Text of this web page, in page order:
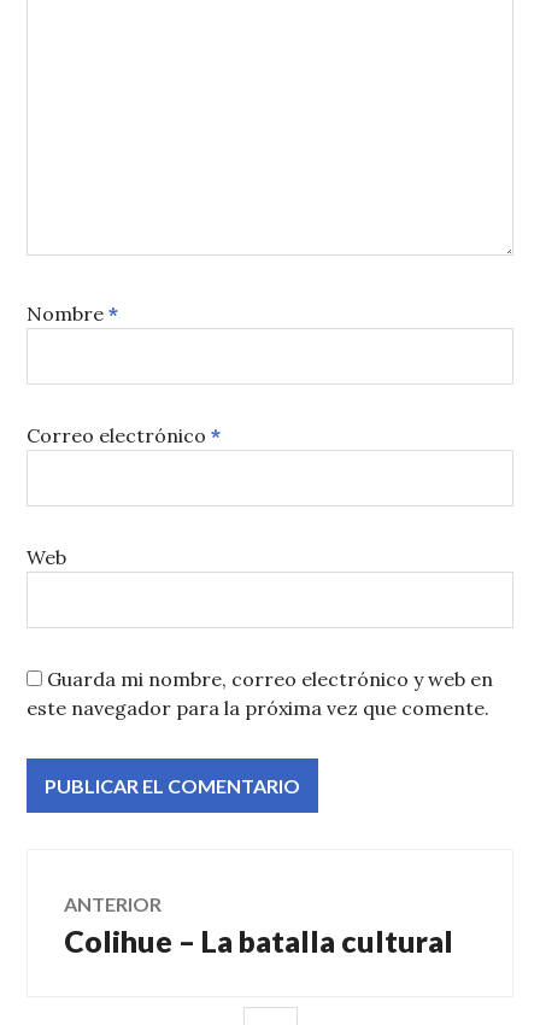
Nombre*
Correo electrónico*
Web
Guarda mi nombre, correo electrónico y web en
este navegador para la próxima vez que comente.
Navegación
de
ANTERIOR
Entrada
Colihue – La batalla cultural